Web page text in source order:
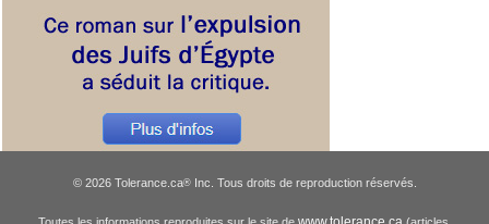
© 2026 Tolerance.ca®Inc. Tous droits de reproduction réservés.